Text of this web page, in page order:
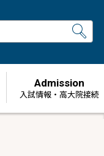
Admission
⼊試情報・高大院接続